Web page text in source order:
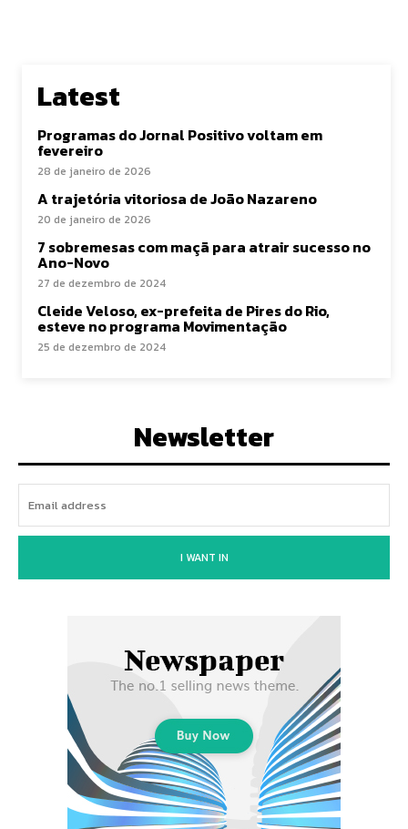
Latest
Programas do Jornal Positivo voltam em
fevereiro
28 de janeiro de 2026
A trajetória vitoriosa de João Nazareno
20 de janeiro de 2026
7 sobremesas com maçã para atrair sucesso no
Ano-Novo
27 de dezembro de 2024
Cleide Veloso, ex-prefeita de Pires do Rio,
esteve no programa Movimentação
25 de dezembro de 2024
Newsletter
I WANT IN